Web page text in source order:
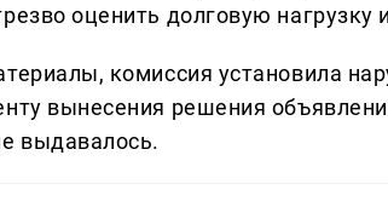
оценить долговую
комиссия установила
вынесения решения
выдавалось.